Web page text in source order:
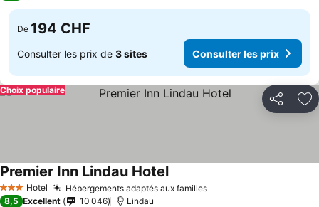
De 194 CHF
Consulter les prix de 3 sites Consulter les prix
Partager
Choix populaire
3 ÉtoilesHotel Hébergements adaptés aux famillesConsulter les prix
Premier Inn Lindau HotelConsulter les prix
8,5 Excellent 10 046 Lindau